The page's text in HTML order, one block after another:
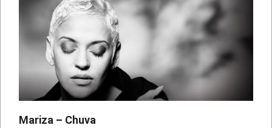
Mariza – Chuva